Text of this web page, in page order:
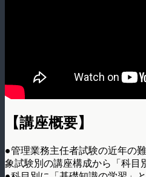
【講座概要】
●管理業務主任者試験の近年の
象試験別の講座構成から「科目